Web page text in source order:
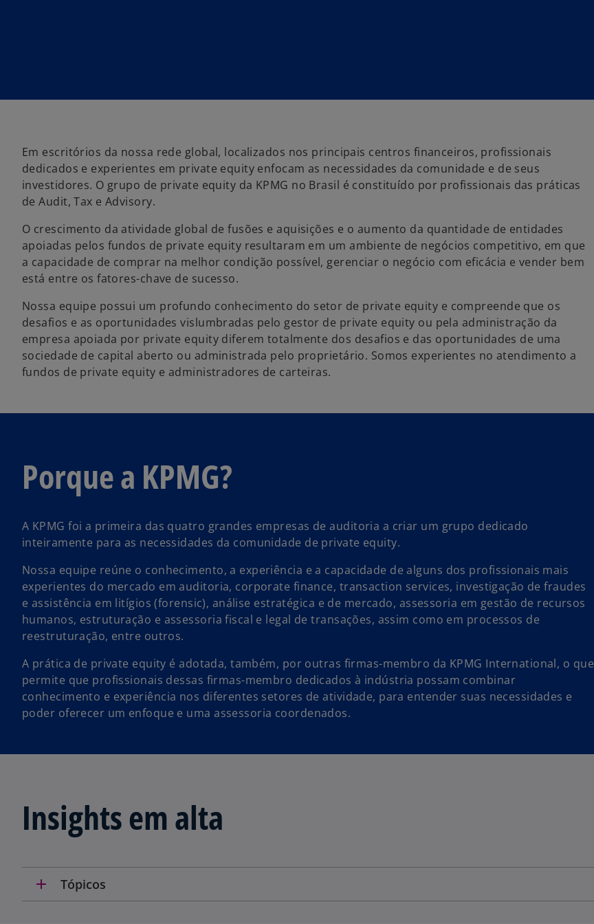
Em escritórios da nossa rede global, localizados nos principais centros financeiros, profissionais
dedicados e experientes em private equity enfocam as necessidades da comunidade e de seus
investidores. O grupo de private equity da KPMG no Brasil é constituído por profissionais das práticas
de Audit, Tax e Advisory.
O crescimento da atividade global de fusões e aquisições e o aumento da quantidade de entidades
apoiadas pelos fundos de private equity resultaram em um ambiente de negócios competitivo, em que
a capacidade de comprar na melhor condição possível, gerenciar o negócio com eficácia e vender bem
está entre os fatores-chave de sucesso.
Nossa equipe possui um profundo conhecimento do setor de private equity e compreende que os
desafios e as oportunidades vislumbradas pelo gestor de private equity ou pela administração da
empresa apoiada por private equity diferem totalmente dos desafios e das oportunidades de uma
sociedade de capital aberto ou administrada pelo proprietário. Somos experientes no atendimento a
fundos de private equity e administradores de carteiras.
Porque a KPMG?
A KPMG foi a primeira das quatro grandes empresas de auditoria a criar um grupo dedicado
inteiramente para as necessidades da comunidade de private equity.
Nossa equipe reúne o conhecimento, a experiência e a capacidade de alguns dos profissionais mais
experientes do mercado em auditoria, corporate finance, transaction services, investigação de fraudes
e assistência em litígios (forensic), análise estratégica e de mercado, assessoria em gestão de recursos
humanos, estruturação e assessoria fiscal e legal de transações, assim como em processos de
reestruturação, entre outros.
A prática de private equity é adotada, também, por outras firmas-membro da KPMG International, o que
permite que profissionais dessas firmas-membro dedicados à indústria possam combinar
conhecimento e experiência nos diferentes setores de atividade, para entender suas necessidades e
poder oferecer um enfoque e uma assessoria coordenados.
Insights em alta
add Tópicos